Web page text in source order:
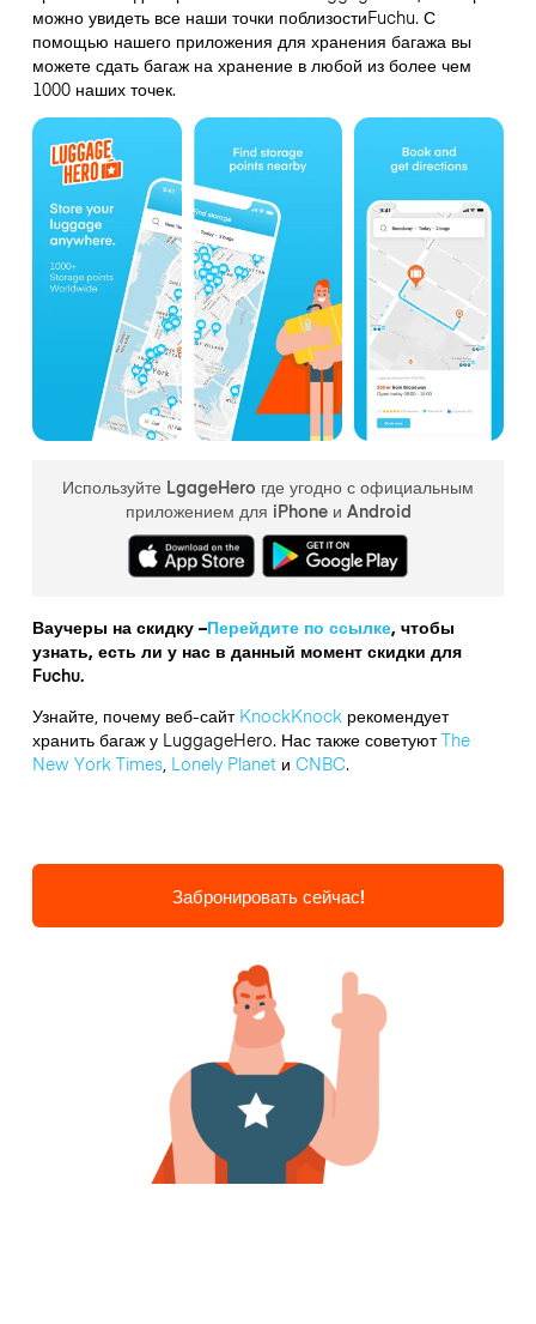
можно увидеть все наши точки поблизостиFuchu. С
помощью нашего приложения для хранения багажа вы
можете сдать багаж на хранение в любой из более чем
1000 наших точек.
Используйте LgageHero где угодно с официальным
приложением для iPhone и Android
Ваучеры на скидку –Перейдите по ссылке, чтобы
узнать, есть ли у нас в данный момент скидки для
Fuchu.
Узнайте, почему веб-сайт KnockKnockрекомендует
хранить багаж у LuggageHero. Нас также советуютThe
New York Times, Lonely Planetи CNBC.
Забронировать сейчас!